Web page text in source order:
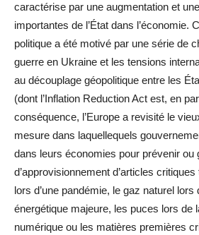
caractérise par une augmentation et
importantes de l’État dans l’économie.
politique a été motivé par une série de
guerre en Ukraine et les tensions
au découplage géopolitique entre les
(dont l’Inflation Reduction Act est, en
conséquence, l’Europe a revisité le
mesure dans laquellequels
dans leurs économies pour prévenir ou
d’approvisionnement d’articles
lors d’une pandémie, le gaz naturel lors
énergétique majeure, les puces lors de
numérique ou les matières premières